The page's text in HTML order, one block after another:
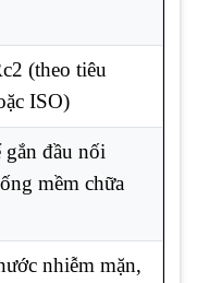
(theo tiêu
ISO)
đầu nối
mềm chữa
nhiễm mặn,